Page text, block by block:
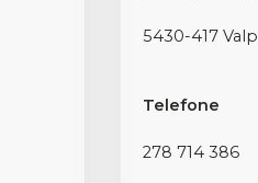
5430-417
Telefone
278 714 386